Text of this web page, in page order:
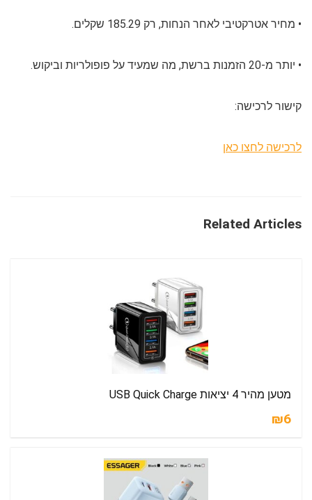
• מחיר אטרקטיבי לאחר הנחות, רק 185.29 שקלים.
• יותר מ-20 הזמנות ברשת, מה שמעיד על פופולריות וביקוש.
קישור לרכישה:
לרכישה לחצו כאן
Related Articles
מטען מהיר 4 יציאות USB Quick Charge
₪6